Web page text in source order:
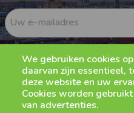
We gebruiken cookies
daarvan zijn essentieel,
deze website en uw
Cookies worden
van advertenties.
Uw e-mailadres
heb gelezen en
het ontvangen van
van Flibco